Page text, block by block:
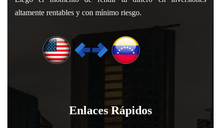
altamente rentables y con mínimo riesgo.
Enlaces Rápidos